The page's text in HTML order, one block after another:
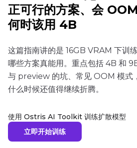
正可行的方案、会
何时该用 4B
这篇指南讲的是 16GB VRAM 下训
哪些方案真能用。重点包括 4B 和
与 preview 的坑、常见 OOM 模式
什么时候还值得继续折腾。
使用 Ostris AI Toolkit 训练扩散模型
立即开始训练